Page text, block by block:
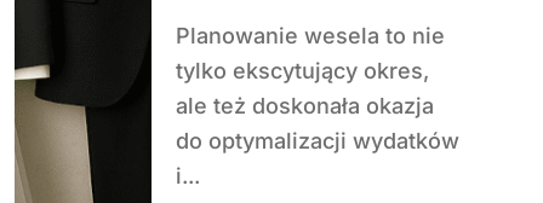
Planowanie wesela to nie
tylko ekscytujący okres,
ale też doskonała okazja
do optymalizacji wydatków
i...